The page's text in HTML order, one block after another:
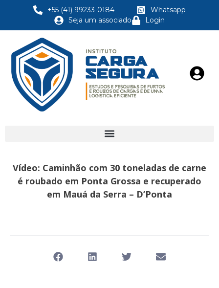
+55 (41) 99233-0184
Whatsapp
Seja um associado
Login
Vídeo: Caminhão com 30 toneladas de carne
é roubado em Ponta Grossa e recuperado
em Mauá da Serra – D’Ponta